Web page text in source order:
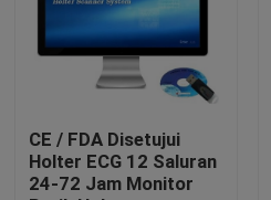
Company News
Mesin EKG Genggam
CE / FDA Disetujui
Holter ECG 12 Saluran
24-72 Jam Monitor